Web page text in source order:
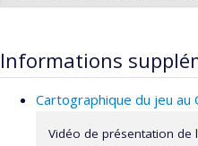
Co-chercheurs :
Marie-France
Sources de financement :
santé du Canada
Informations
Cartographique du jeu au
Vidéo de présentation de